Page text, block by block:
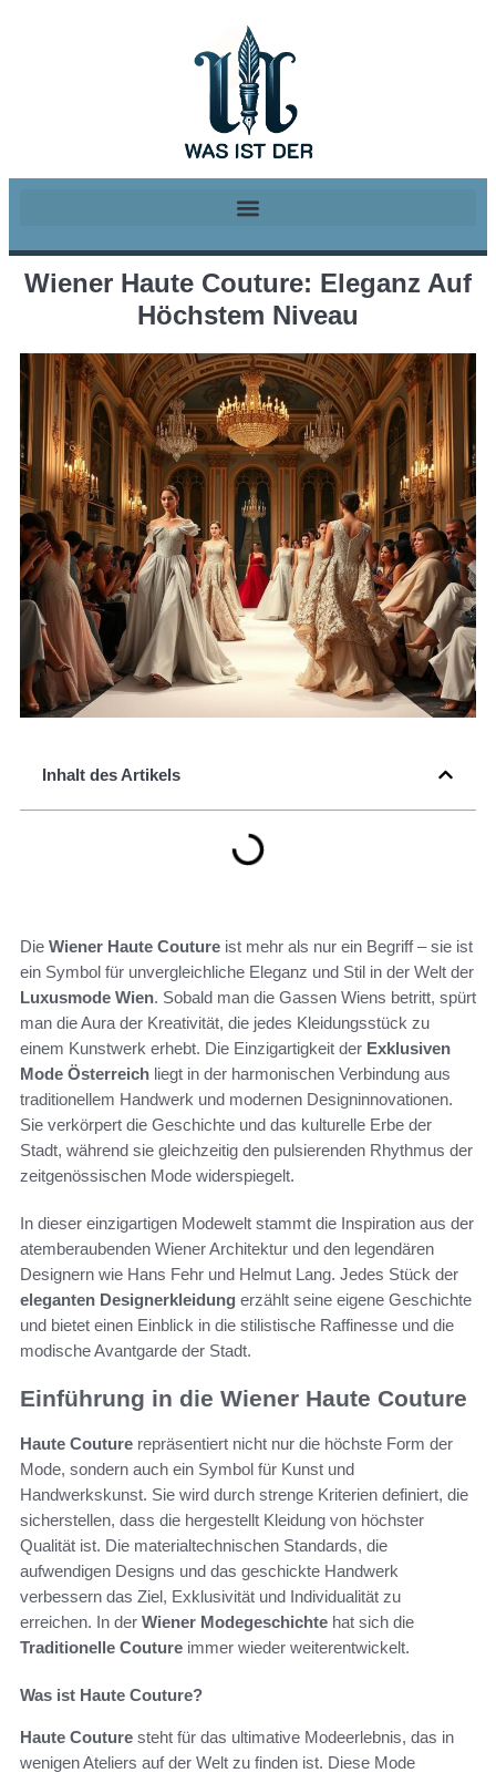
Wiener Haute Couture: Eleganz Auf
Höchstem Niveau
Inhalt des Artikels
Die Wiener Haute Couture ist mehr als nur ein Begriff – sie ist
ein Symbol für unvergleichliche Eleganz und Stil in der Welt der
Luxusmode Wien. Sobald man die Gassen Wiens betritt, spürt
man die Aura der Kreativität, die jedes Kleidungsstück zu
einem Kunstwerk erhebt. Die Einzigartigkeit der Exklusiven
Mode Österreich liegt in der harmonischen Verbindung aus
traditionellem Handwerk und modernen Designinnovationen.
Sie verkörpert die Geschichte und das kulturelle Erbe der
Stadt, während sie gleichzeitig den pulsierenden Rhythmus der
zeitgenössischen Mode widerspiegelt.
In dieser einzigartigen Modewelt stammt die Inspiration aus der
atemberaubenden Wiener Architektur und den legendären
Designern wie Hans Fehr und Helmut Lang. Jedes Stück der
eleganten Designerkleidung erzählt seine eigene Geschichte
und bietet einen Einblick in die stilistische Raffinesse und die
modische Avantgarde der Stadt.
Einführung in die Wiener Haute Couture
Haute Couture repräsentiert nicht nur die höchste Form der
Mode, sondern auch ein Symbol für Kunst und
Handwerkskunst. Sie wird durch strenge Kriterien definiert, die
sicherstellen, dass die hergestellt Kleidung von höchster
Qualität ist. Die materialtechnischen Standards, die
aufwendigen Designs und das geschickte Handwerk
verbessern das Ziel, Exklusivität und Individualität zu
erreichen. In der Wiener Modegeschichte hat sich die
Traditionelle Couture immer wieder weiterentwickelt.
Was ist Haute Couture?
Haute Couture steht für das ultimative Modeerlebnis, das in
wenigen Ateliers auf der Welt zu finden ist. Diese Mode